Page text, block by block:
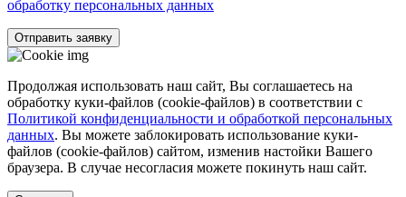
обработку персональных данных
Отправить заявку
Продолжая использовать наш сайт, Вы соглашаетесь на
обработку куки-файлов (cookie-файлов) в соответствии с
Политикой конфиденциальности и обработкой персональных
данных. Вы можете заблокировать использование куки-
файлов (cookie-файлов) сайтом, изменив настойки Вашего
браузера. В случае несогласия можете покинуть наш сайт.